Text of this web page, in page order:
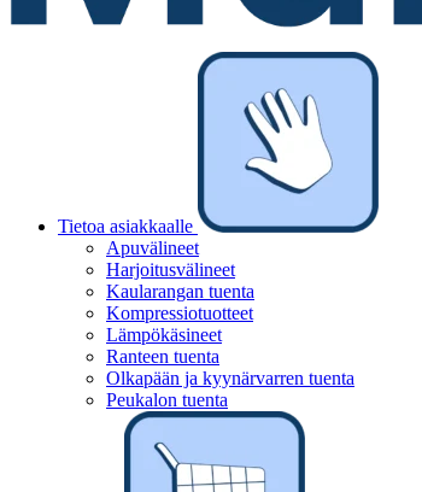
Tietoa asiakkaalle
Apuvälineet
Harjoitusvälineet
Kaularangan tuenta
Kompressiotuotteet
Lämpökäsineet
Ranteen tuenta
Olkapään ja kyynärvarren tuenta
Peukalon tuenta